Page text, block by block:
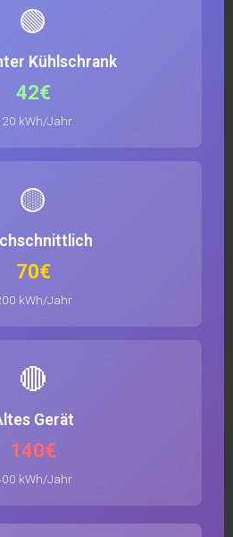
🟢
Kühlschrank
42€
kWh/Jahr
🟡
70€
kWh/Jahr
🔴
Gerät
140€
kWh/Jahr